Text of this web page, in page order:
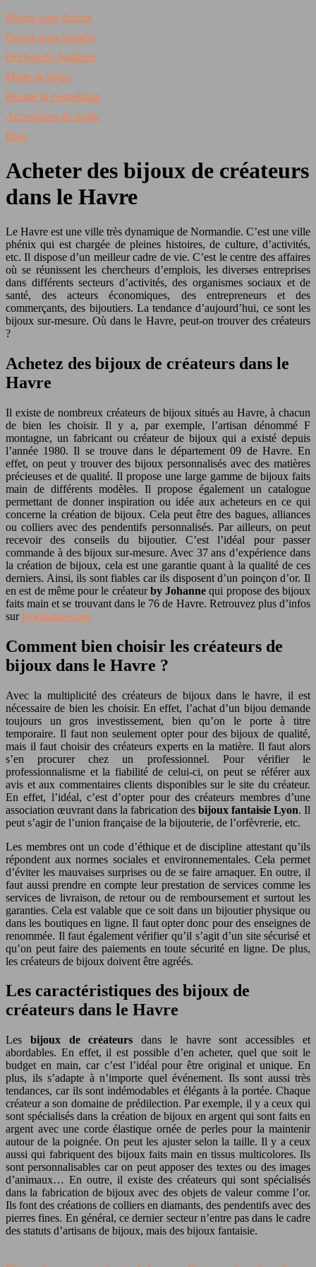
Bijoux pour femme
Bijoux pour homme
Horlogerie-Joaillerie
Mode & styles
Beauté & cosmétique
Accessoires de mode
Blog
Acheter des bijoux de créateurs
dans le Havre
Le Havre est une ville très dynamique de Normandie. C’est une ville
phénix qui est chargée de pleines histoires, de culture, d’activités,
etc. Il dispose d’un meilleur cadre de vie. C’est le centre des affaires
où se réunissent les chercheurs d’emplois, les diverses entreprises
dans différents secteurs d’activités, des organismes sociaux et de
santé, des acteurs économiques, des entrepreneurs et des
commerçants, des bijoutiers. La tendance d’aujourd’hui, ce sont les
bijoux sur-mesure. Où dans le Havre, peut-on trouver des créateurs
?
Achetez des bijoux de créateurs dans le
Havre
Il existe de nombreux créateurs de bijoux situés au Havre, à chacun
de bien les choisir. Il y a, par exemple, l’artisan dénommé F
montagne, un fabricant ou créateur de bijoux qui a existé depuis
l’année 1980. Il se trouve dans le département 09 de Havre. En
effet, on peut y trouver des bijoux personnalisés avec des matières
précieuses et de qualité. Il propose une large gamme de bijoux faits
main de différents modèles. Il propose également un catalogue
permettant de donner inspiration ou idée aux acheteurs en ce qui
concerne la création de bijoux. Cela peut être des bagues, alliances
ou colliers avec des pendentifs personnalisés. Par ailleurs, on peut
recevoir des conseils du bijoutier. C’est l’idéal pour passer
commande à des bijoux sur-mesure. Avec 37 ans d’expérience dans
la création de bijoux, cela est une garantie quant à la qualité de ces
derniers. Ainsi, ils sont fiables car ils disposent d’un poinçon d’or. Il
en est de même pour le créateurby Johanne qui propose des bijoux
faits main et se trouvant dans le 76 de Havre. Retrouvez plus d’infos
surbyjohanne.com
Comment bien choisir les créateurs de
bijoux dans le Havre ?
Avec la multiplicité des créateurs de bijoux dans le havre, il est
nécessaire de bien les choisir. En effet, l’achat d’un bijou demande
toujours un gros investissement, bien qu’on le porte à titre
temporaire. Il faut non seulement opter pour des bijoux de qualité,
mais il faut choisir des créateurs experts en la matière. Il faut alors
s’en procurer chez un professionnel. Pour vérifier le
professionnalisme et la fiabilité de celui-ci, on peut se référer aux
avis et aux commentaires clients disponibles sur le site du créateur.
En effet, l’idéal, c’est d’opter pour des créateurs membres d’une
association œuvrant dans la fabrication des bijoux fantaisie Lyon. Il
peut s’agir de l’union française de la bijouterie, de l’orfèvrerie, etc.
Les membres ont un code d’éthique et de discipline attestant qu’ils
répondent aux normes sociales et environnementales. Cela permet
d’éviter les mauvaises surprises ou de se faire arnaquer. En outre, il
faut aussi prendre en compte leur prestation de services comme les
services de livraison, de retour ou de remboursement et surtout les
garanties. Cela est valable que ce soit dans un bijoutier physique ou
dans les boutiques en ligne. Il faut opter donc pour des enseignes de
renommée. Il faut également vérifier qu’il s’agit d’un site sécurisé et
qu’on peut faire des paiements en toute sécurité en ligne. De plus,
les créateurs de bijoux doivent être agréés.
Les caractéristiques des bijoux de
créateurs dans le Havre
Les bijoux de créateursdans le havre sont accessibles et
abordables. En effet, il est possible d’en acheter, quel que soit le
budget en main, car c’est l’idéal pour être original et unique. En
plus, ils s’adapte à n’importe quel événement. Ils sont aussi très
tendances, car ils sont indémodables et élégants à la portée. Chaque
créateur a son domaine de prédilection. Par exemple, il y a ceux qui
sont spécialisés dans la création de bijoux en argent qui sont faits en
argent avec une corde élastique ornée de perles pour la maintenir
autour de la poignée. On peut les ajuster selon la taille. Il y a ceux
aussi qui fabriquent des bijoux faits main en tissus multicolores. Ils
sont personnalisables car on peut apposer des textes ou des images
d’animaux… En outre, il existe des créateurs qui sont spécialisés
dans la fabrication de bijoux avec des objets de valeur comme l’or.
Ils font des créations de colliers en diamants, des pendentifs avec des
pierres fines. En général, ce dernier secteur n’entre pas dans le cadre
des statuts d’artisans de bijoux, mais des bijoux fantaisie.